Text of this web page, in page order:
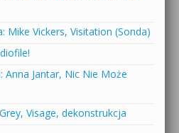
Mike Vickers, Visitation (Sonda)
Anna Jantar, Nic Nie Może
Visage, dekonstrukcja